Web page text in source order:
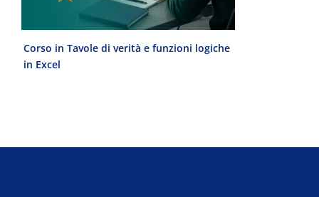
Corso in Tavole di verità e funzioni logiche
in Excel